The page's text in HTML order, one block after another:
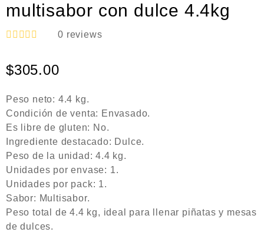
multisabor con dulce 4.4kg
l
o
a
d
o
e
n
0
d
e
5
0 reviews
$305.00
Peso neto: 4.4 kg.
Condición de venta: Envasado.
Es libre de gluten: No.
Ingrediente destacado: Dulce.
Peso de la unidad: 4.4 kg.
Unidades por envase: 1.
Unidades por pack: 1.
Sabor: Multisabor.
Peso total de 4.4 kg, ideal para llenar piñatas y mesas
de dulces.